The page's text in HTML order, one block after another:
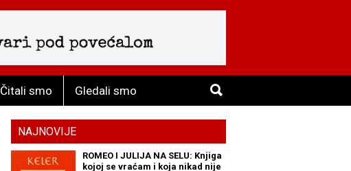
Čitali smo Gledali smo
NAJNOVIJE
ROMEO I JULIJA NA SELU: Knjiga
kojoj se vraćam i koja nikad nije